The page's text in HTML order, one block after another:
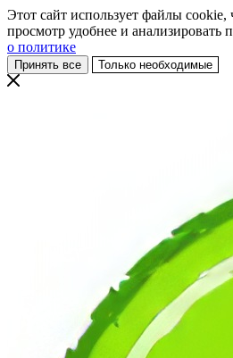
Этот сайт использует файлы cookie,
просмотр удобнее и анализировать
о политике
Принять все Только необходимые